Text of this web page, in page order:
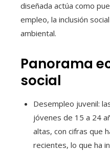
diseñada actúa como
empleo, la inclusión
ambiental.
Panorama
social
Desempleo juvenil:
jóvenes de 15 a 24
altas, con cifras que
recientes, lo que ha